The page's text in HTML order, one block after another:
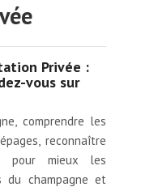
Privée :
vous sur
comprendre les
reconnaître
pour mieux les
du champagne et